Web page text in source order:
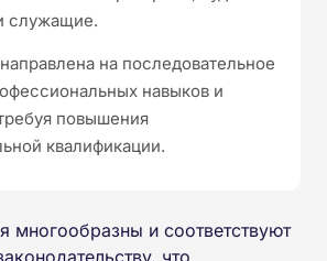
служащие.
на последовательное
навыков и
повышения
квалификации.
многообразны и соответствуют
что